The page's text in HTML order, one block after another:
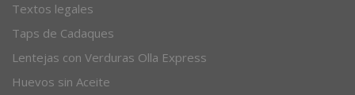
Textos legales
Taps de Cadaques
Lentejas con Verduras Olla Express
Huevos sin Aceite